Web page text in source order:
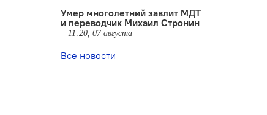
Умер многолетний завлит МДТ
и переводчик Михаил Стронин
11:20, 07 августа
Все новости